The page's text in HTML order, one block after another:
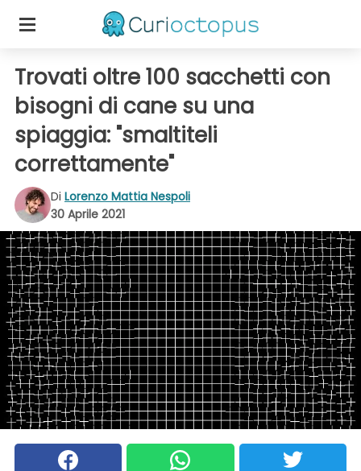
Trovati oltre 100 sacchetti con
bisogni di cane su una
spiaggia: "smaltiteli
correttamente"
Di Lorenzo Mattia Nespoli
30 Aprile 2021